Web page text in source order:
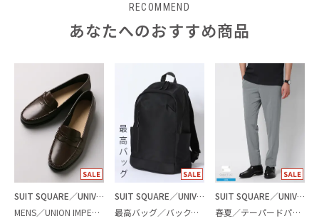
RECOMMEND
あなたへのおすすめ商品
SUIT SQUARE／UNIVERSAL LANGUAGE
MENS／UNION IMPERIAL監修／コインローファー
SUIT SQUARE／UNIVERSAL LANGUAGE
最高バッグ／バックパック
SUIT SQUARE／UNIVERSAL LANGUAGE
春夏／テーパードパンツ